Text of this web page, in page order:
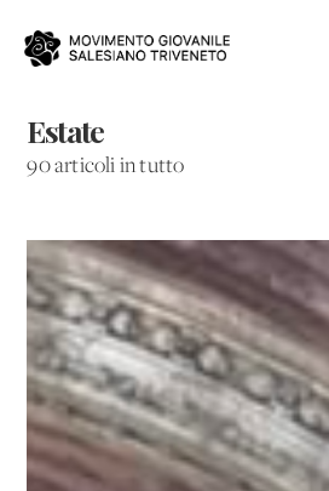
Estate
90 articoli in tutto